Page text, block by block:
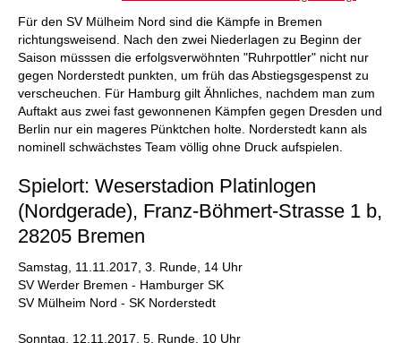
Für den SV Mülheim Nord sind die Kämpfe in Bremen
richtungsweisend. Nach den zwei Niederlagen zu Beginn der
Saison müsssen die erfolgsverwöhnten "Ruhrpottler" nicht nur
gegen Norderstedt punkten, um früh das Abstiegsgespenst zu
verscheuchen. Für Hamburg gilt Ähnliches, nachdem man zum
Auftakt aus zwei fast gewonnenen Kämpfen gegen Dresden und
Berlin nur ein mageres Pünktchen holte. Norderstedt kann als
nominell schwächstes Team völlig ohne Druck aufspielen.
Spielort: Weserstadion Platinlogen
(Nordgerade), Franz-Böhmert-Strasse 1 b,
28205 Bremen
Samstag, 11.11.2017, 3. Runde, 14 Uhr
SV Werder Bremen - Hamburger SK
SV Mülheim Nord - SK Norderstedt
Sonntag, 12.11.2017, 5. Runde, 10 Uhr